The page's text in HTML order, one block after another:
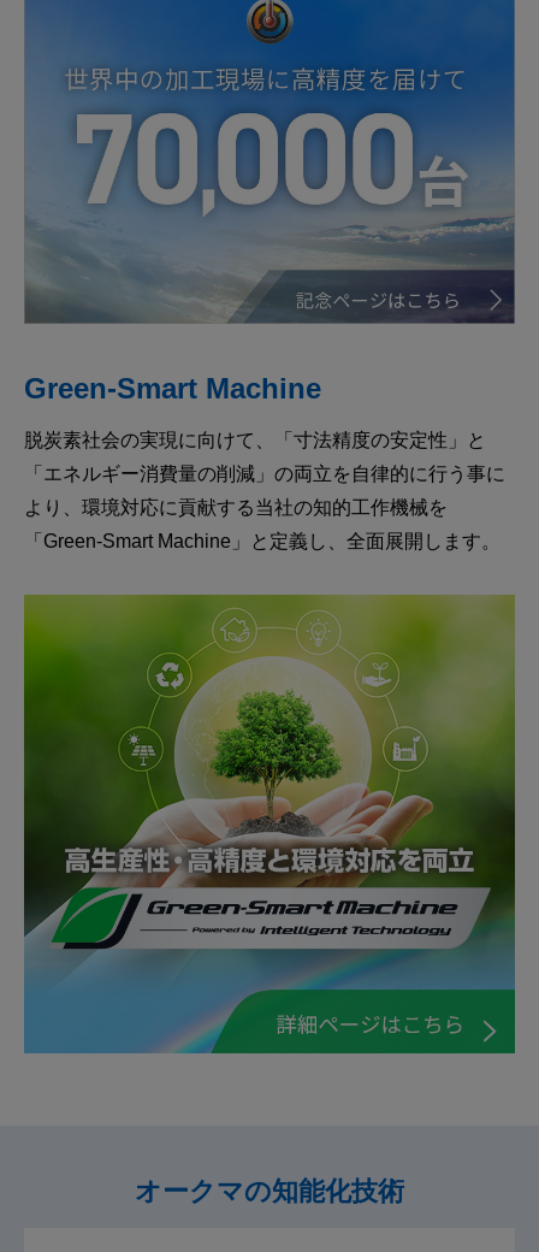
Green-Smart Machine
脱炭素社会の実現に向けて、「寸法精度の安定性」と
「エネルギー消費量の削減」の両立を自律的に行う事に
より、環境対応に貢献する当社の知的工作機械を
「Green-Smart Machine」と定義し、全面展開します。
オークマの知能化技術